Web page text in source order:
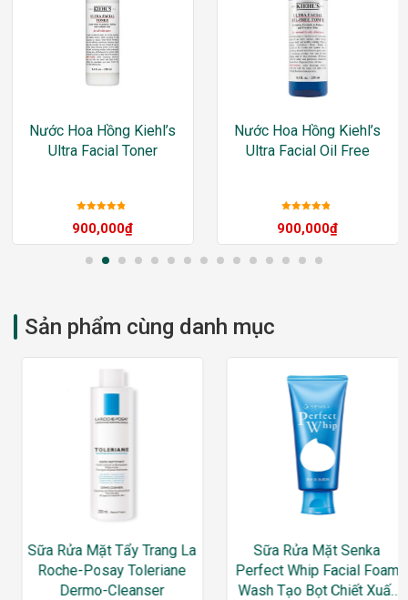
Nước Hoa Hồng Kiehl’s
Ultra Facial Toner
hạng5sao
900,000₫
Nước Hoa Hồng Kiehl’s
Ultra Facial Oil Free
hạng5sao
900,000₫
Sản phẩm cùng danh mục
Sữa Rửa Mặt Tẩy Trang La
Roche-Posay Toleriane
Dermo-Cleanser
Sữa Rửa Mặt Senka
Perfect Whip Facial Foam
Wash Tạo Bọt Chiết Xuất